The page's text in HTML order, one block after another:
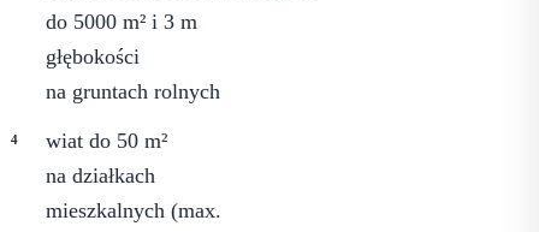
do 5000 m² i 3 m
głębokości
na gruntach rolnych
wiat do 50 m²
na działkach
mieszkalnych (max.